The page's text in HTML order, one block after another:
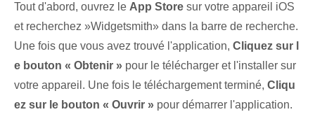
Tout d'abord,⁤ ouvrez le App Store sur votre appareil iOS
et recherchez ‌»Widgetsmith»​ dans la ⁢barre de recherche.​
Une fois que vous avez trouvé⁢ l'application, Cliquez sur l
e bouton « Obtenir » pour le télécharger et l'installer⁤ sur
votre appareil. Une fois le téléchargement terminé, Cliqu
ez sur le bouton « Ouvrir » pour démarrer l'application.